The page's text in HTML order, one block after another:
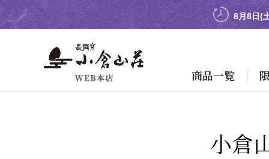
8月8日(
商品一覧
小倉